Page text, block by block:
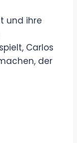
und ihre
Carlos
der